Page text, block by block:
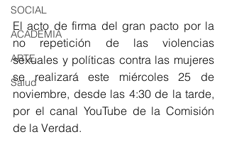
SOCIAL
ACADEMIA
ARTE
Salud
El acto de firma del gran pacto por la
no repetición de las violencias
sexuales y políticas contra las mujeres
se realizará este miércoles 25 de
noviembre, desde las 4:30 de la tarde,
por el canal YouTube de la Comisión
de la Verdad.